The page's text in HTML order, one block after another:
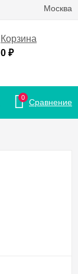
Москва
Корзина
0₽
0 Сравнение